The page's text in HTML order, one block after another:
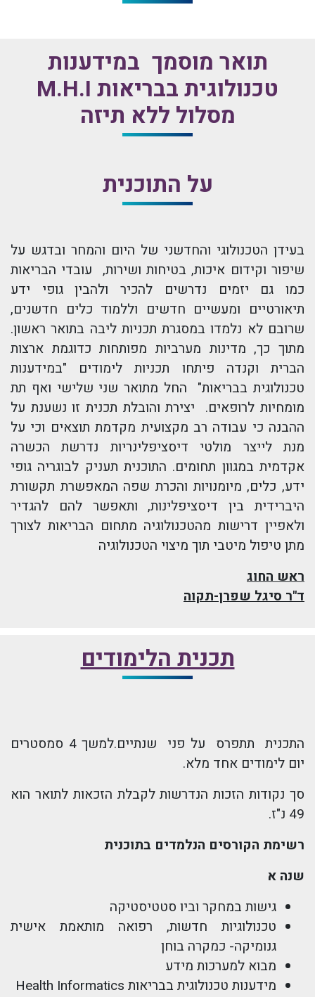
תואר מוסמך במידענות
טכנולוגית בבריאות M.H.I
מסלול ללא תיזה
על התוכנית
בעידן הטכנולוגי והחדשני של היום והמחר ובדגש על
שיפור וקידום איכות, בטיחות ושירות, עובדי הבריאות
כמו גם יזמים נדרשים להכיר ולהבין גופי ידע
תיאורטיים ומעשיים חדשים וללמוד כלים חדשנים,
שרובם לא נלמדו במסגרת תכניות ליבה בתואר ראשון.
מתוך כך, מדינות מערביות מפותחות כדוגמת ארצות
הברית וקנדה פיתחו תכניות לימודים "במידענות
טכנולוגית בבריאות" החל מתואר שני שלישי ואף תת
מומחיות לרופאים. יצירת והובלת תכנית זו נשענת על
ההבנה כי עבודה רב מקצועית מקדמת תוצאים וכי על
מנת לייצר מולטי דיסציפלינריות נדרשת הכשרה
אקדמית במגוון תחומים. התוכנית תעניק לבוגריה גופי
ידע, כלים, מיומנויות והכרת שפה המאפשרת תקשורת
היברידית בין דיסציפלינות, ותאפשר להם להגדיר
ולאפיין דרישות מהטכנולוגיה מתחום הבריאות לצורך
מתן טיפול מיטבי תוך מיצוי הטכנולוגיה
ראש החוג
ד"ר סיגל שפרן-תקוה
תכנית הלימודים
התכנית תתפרס על פני שנתיים.למשך 4 סמסטרים
יום לימודים אחד מלא.
סך נקודות הזכות הנדרשות לקבלת הזכאות לתואר הוא
49 נ"ז.
רשימת הקורסים הנלמדים בתוכנית
שנה א
גישות במחקר וביו סטטיסטיקה
טכנולוגיות חדשות, רפואה מותאמת אישית
גנומיקה- כמקרה בוחן
מבוא למערכות מידע
מידענות טכנולוגית בבריאות Health Informatics